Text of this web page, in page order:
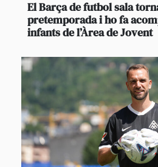
El Barça de futbol sala
pretemporada i ho fa
infants de l’Àrea de Jovent